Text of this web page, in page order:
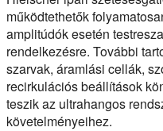
működtethetők
amplitúdók esetén
rendelkezésre. További
szarvak, áramlási cellák,
recirkulációs beállítások
teszik az ultrahangos
követelményeihez.